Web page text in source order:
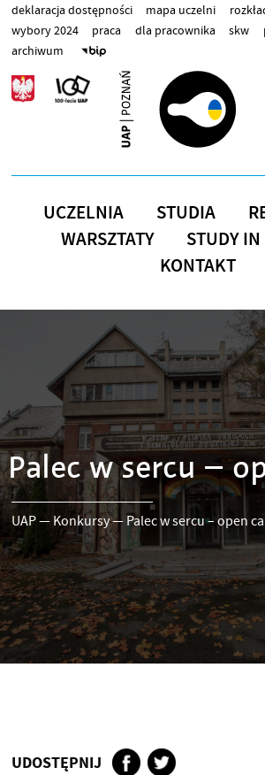
Przejdź do treści
deklaracja dostępności mapa uczelni
wybory 2024
praca dla pracownika skw
archiwum
UCZELNIA STUDIA
WARSZTATY
STUDY
KONTAKT
Palec w sercu –
UAP— Konkursy—Palec w sercu – open
UDOSTĘPNIJ